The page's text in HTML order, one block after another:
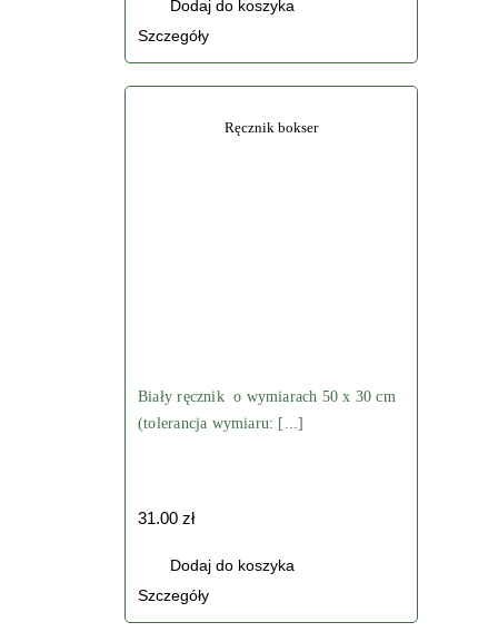
Dodaj do koszyka
Szczegóły
Ręcznik bokser
Biały ręcznik o wymiarach 50 x 30 cm
(tolerancja wymiaru: [...]
31.00zł
Dodaj do koszyka
Szczegóły